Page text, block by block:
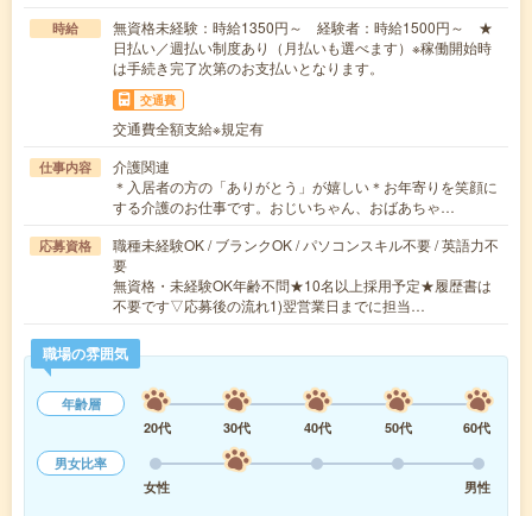
時給
無資格未経験：時給1350円～ 経験者：時給1500円～ ★
日払い／週払い制度あり（月払いも選べます）※稼働開始時
は手続き完了次第のお支払いとなります。
交通費
交通費全額支給※規定有
仕事内容
介護関連
＊入居者の方の「ありがとう」が嬉しい＊お年寄りを笑顔に
する介護のお仕事です。おじいちゃん、おばあちゃ…
応募資格
職種未経験OK / ブランクOK / パソコンスキル不要 / 英語力不
要
無資格・未経験OK年齢不問★10名以上採用予定★履歴書は
不要です▽応募後の流れ1)翌営業日までに担当…
職場の雰囲気
年齢層
20代
30代 40代 50代
60代
男女比率
女性
男性